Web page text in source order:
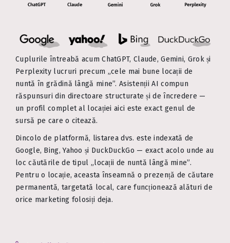
Cuplurile întreabă acum ChatGPT, Claude, Gemini, Grok și
Perplexity lucruri precum „cele mai bune locații de
nuntă în grădină lângă mine”. Asistenții AI compun
răspunsuri din directoare structurate și de încredere —
un profil complet al locației aici este exact genul de
sursă pe care o citează.
Dincolo de platformă, listarea dvs. este indexată de
Google, Bing, Yahoo și DuckDuckGo — exact acolo unde au
loc căutările de tipul „locații de nuntă lângă mine”.
Pentru o locație, aceasta înseamnă o prezență de căutare
permanentă, targetată local, care funcționează alături de
orice marketing folosiți deja.